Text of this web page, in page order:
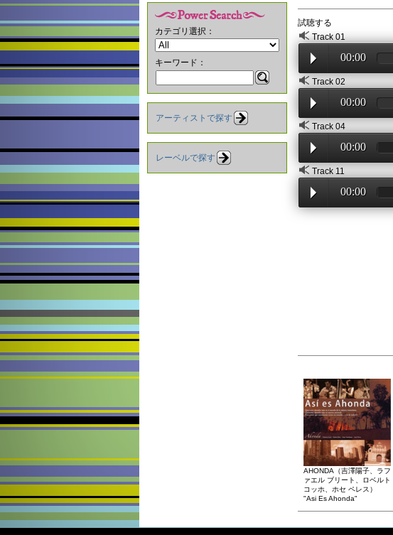
カテゴリ選択：
キーワード：
アーティストで探す
レーベルで探す
試聴する
Track 01
00:00
Track 02
00:00
Track 04
00:00
Track 11
00:00
AHONDA（吉澤陽子、ラフ
ァエル ブリート、ロベルト
コッホ、ホセ ペレス）
"Asi Es Ahonda"